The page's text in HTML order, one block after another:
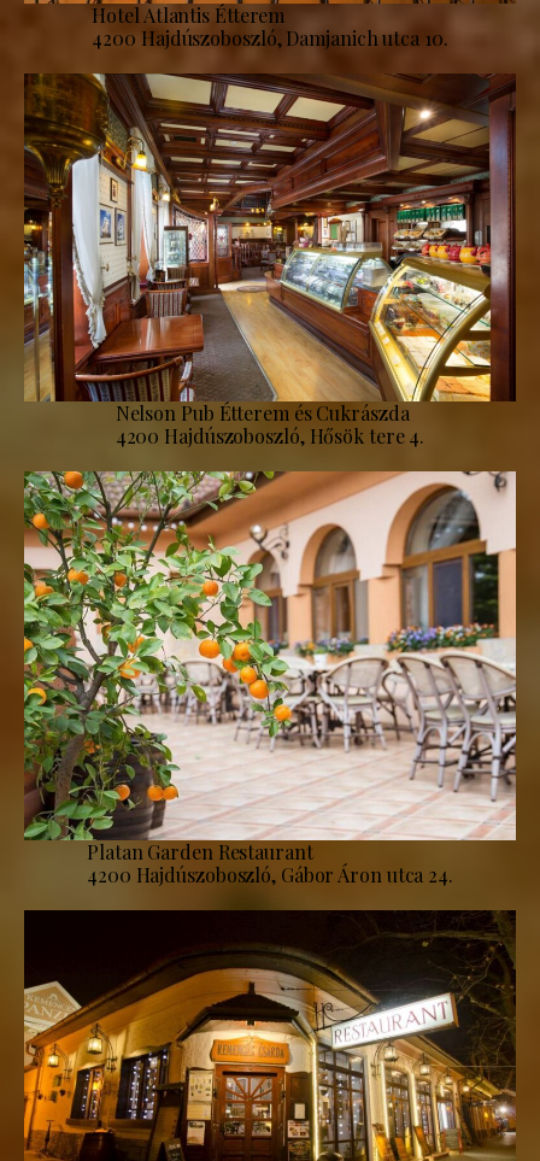
Hotel Atlantis Étterem
4200 Hajdúszoboszló, Damjanich utca 10.
Nelson Pub Étterem és Cukrászda
4200 Hajdúszoboszló, Hősök tere 4.
Platan Garden Restaurant
4200 Hajdúszoboszló, Gábor Áron utca 24.